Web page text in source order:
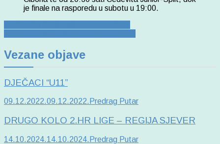
je finale na rasporedu u subotu u 19:00.
Navigacija
objava
Vezane objave
DJEČACI “U11”
09.12.2022.09.12.2022. Predrag Putar
DRUGO KOLO 2.HR LIGE – REGIJA SJEVER
14.10.2024.14.10.2024. Predrag Putar